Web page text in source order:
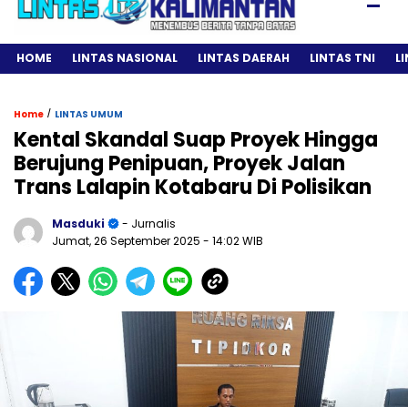
HOME LINTAS NASIONAL LINTAS DAERAH LINTAS TNI
Home / LINTAS UMUM
Kental Skandal Suap Proyek Hingga
Berujung Penipuan, Proyek Jalan
Trans Lalapin Kotabaru Di Polisikan
Masduki
- Jurnalis
Jumat, 26 September 2025 - 14:02 WIB